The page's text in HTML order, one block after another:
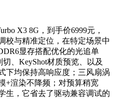
X3 8G，到手价6999元，
校与精准定位，在特定场景中
显存搭配优化的光追单
、KeyShot材质预览、以及
下均保持高响应度；三风扇涡
+渲染不降频；对预算稍宽
生，它省去了驱动兼容调试的